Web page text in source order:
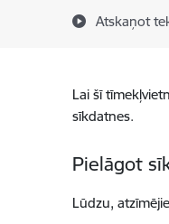
Atskaņot
Lai šī
sīkdatnes.
Pielāgot
Lūdzu,